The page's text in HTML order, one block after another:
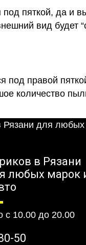
под пяткой, да и
вид будет
под правой
количество
в Рязани
любых марок
с 10.00 до 20.00
50